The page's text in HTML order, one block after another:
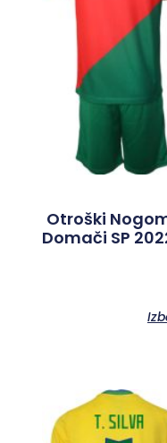
Otroški
Domači SP